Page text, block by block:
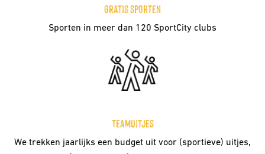
Gratis sporten
Sporten in meer dan 120 SportCity clubs
Teamuitjes
We trekken jaarlijks een budget uit voor (sportieve) uitjes,